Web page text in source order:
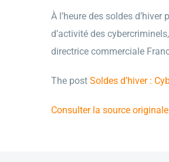
À l’heure des soldes
d’activité des
directrice commerciale
The post Soldes d’hiver :
Consulter la source originale